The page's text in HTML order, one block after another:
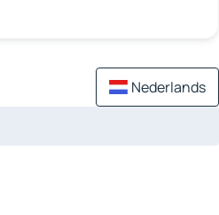
Nederlands